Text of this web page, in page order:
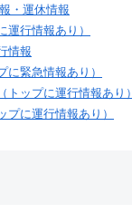
・運休情報
運行情報あり）
情報
に緊急情報あり）
トップに運行情報あり）
プに運行情報あり）